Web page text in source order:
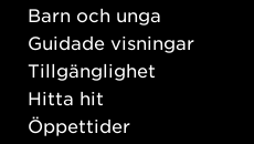
Barn och unga
Guidade visningar
Tillgänglighet
Hitta hit
Öppettider